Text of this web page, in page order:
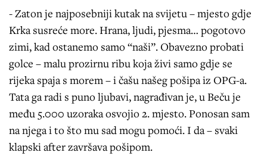
- Zaton je najposebniji kutak na svijetu – mjesto gdje
Krka susreće more. Hrana, ljudi, pjesma… pogotovo
zimi, kad ostanemo samo “naši”. Obavezno probati
golce – malu prozirnu ribu koja živi samo gdje se
rijeka spaja s morem – i čašu našeg pošipa iz OPG-a.
Tata ga radi s puno ljubavi, nagrađivan je, u Beču je
među 5.000 uzoraka osvojio 2. mjesto. Ponosan sam
na njega i to što mu sad mogu pomoći. I da – svaki
klapski after završava pošipom.